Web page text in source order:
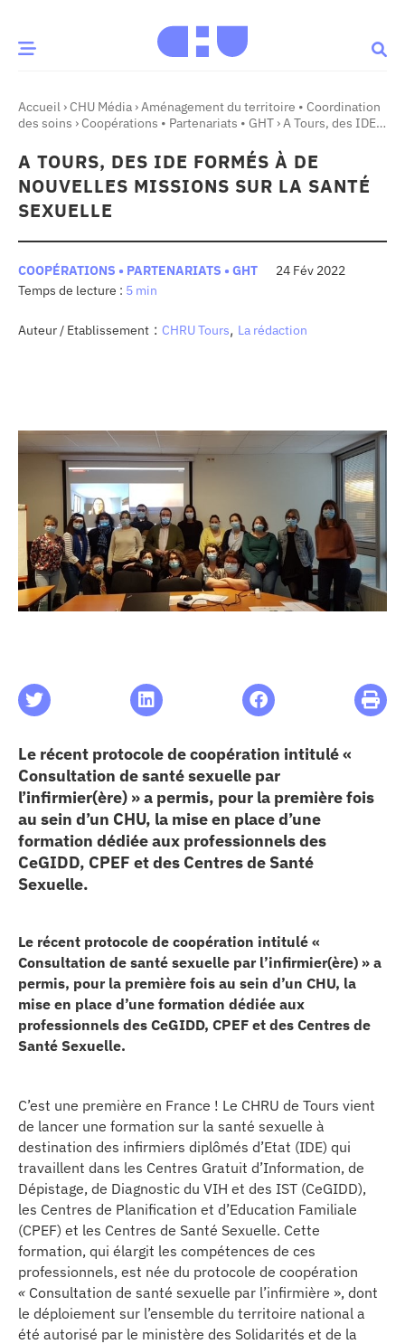
MOMENT
Innovation
& patrimoine Patient
nous
ce qu’un CHU ?
articles
santé
& patrimoine
écologique
CONNECTÉ
d’info
l’éditeur
un CHU
Accueil › CHU Média ›Aménagement du territoire • Coordination
des soins › Coopérations • Partenariats • GHT ›A Tours, des IDE
A TOURS, DES IDE FORMÉS À DE
NOUVELLES MISSIONS SUR LA SANTÉ
SEXUELLE
COOPÉRATIONS • PARTENARIATS • GHT
24 Fév 2022
5 min
Auteur / Etablissement : CHRU Tours, La rédaction
Le récent protocole de coopération intitulé «
Consultation de santé sexuelle par
l’infirmier(ère) » a permis, pour la première fois
au sein d’un CHU, la mise en place d’une
formation dédiée aux professionnels des
CeGIDD, CPEF et des Centres de Santé
Sexuelle.
Le récent protocole de coopération intitulé «
Consultation de santé sexuelle par l’infirmier(ère) » a
permis, pour la première fois au sein d’un CHU, la
mise en place d’une formation dédiée aux
professionnels des CeGIDD, CPEF et des Centres de
Santé Sexuelle.
C’est une première en France ! Le CHRU de Tours vient
de lancer une formation sur la santé sexuelle à
destination des infirmiers diplômés d’Etat (IDE) qui
travaillent dans les Centres Gratuit d’Information, de
Dépistage, de Diagnostic du VIH et des IST (CeGIDD),
les Centres de Planification et d’Education Familiale
(CPEF) et les Centres de Santé Sexuelle. Cette
formation, qui élargit les compétences de ces
professionnels, est née du protocole de coopération
« Consultation de santé sexuelle par l’infirmière », dont
le déploiement sur l’ensemble du territoire national a
été autorisé par le ministère des Solidarités et de la